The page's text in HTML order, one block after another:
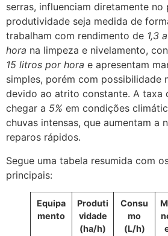
serras, influenciam diretamente no
produtividade seja medida de
trabalham com rendimento de 1,3
hora na limpeza e nivelamento,
15 litros por hora e apresentam
simples, porém com possibilidade
devido ao atrito constante. A taxa
chegar a 5% em condições
chuvas intensas, que aumentam a
reparos rápidos.
Segue uma tabela resumida com
principais:
Equipa
mento
Produti
vidade
(ha/h)
Consu
mo
(L/h)